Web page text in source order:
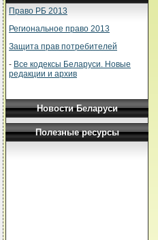
Право РБ 2013
Региональное право 2013
Защита прав потребителей
- Все кодексы Беларуси. Новые
редакции и архив
Новости Беларуси
Полезные ресурсы